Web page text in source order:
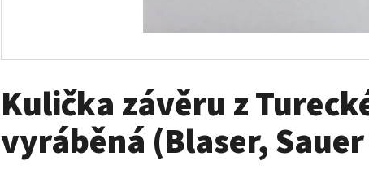
Kulička závěru z
vyráběná (Blaser,